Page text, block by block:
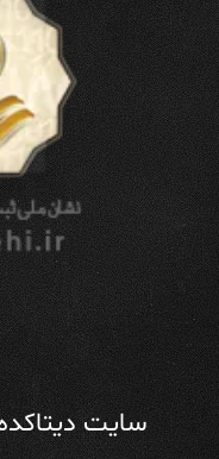
سایت دیتاکده